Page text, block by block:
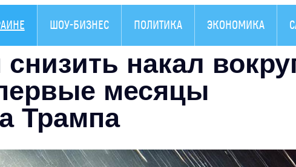
ШОУ-БИЗНЕС ПОЛИТИКА ЭКОНОМИКА
накал
месяцы
Трампа